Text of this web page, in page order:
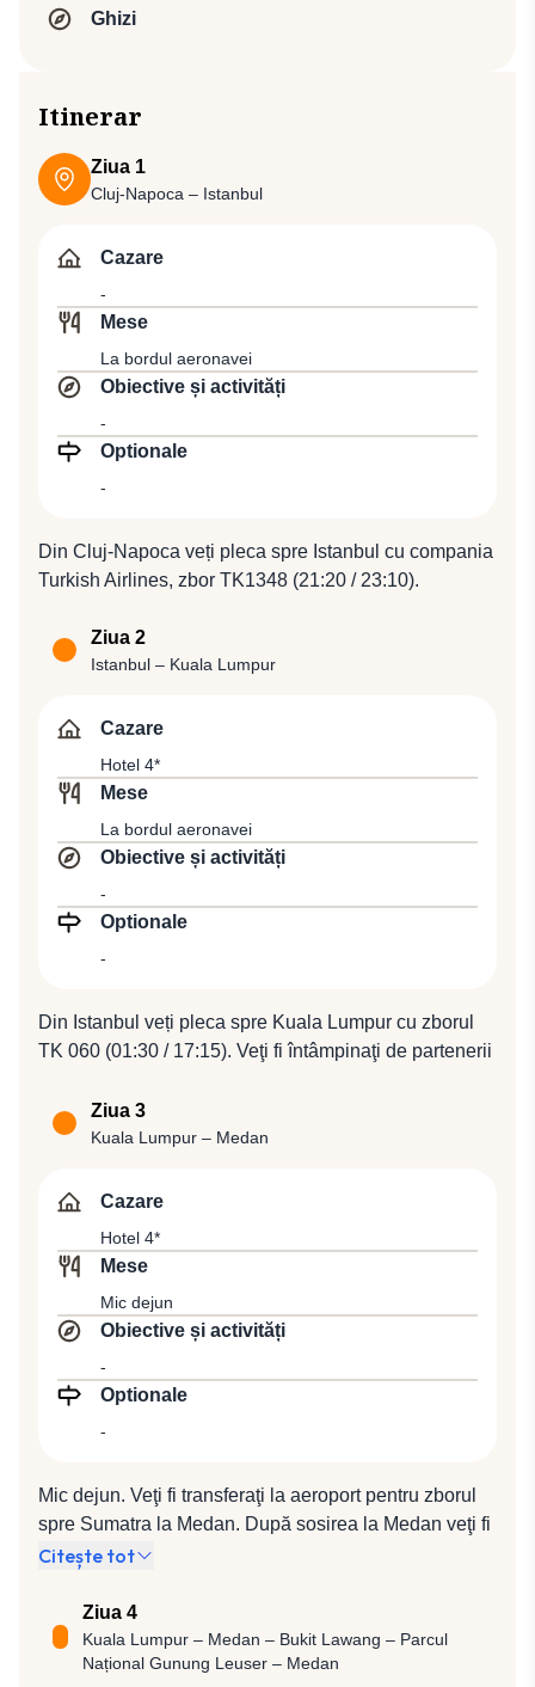
Ghizi
Itinerar
Ziua 1
Cluj-Napoca – Istanbul
Cazare
-
Mese
La bordul aeronavei
Obiective și activități
-
Optionale
-
Din Cluj-Napoca veți pleca spre Istanbul cu compania
Turkish Airlines, zbor TK1348 (21:20 / 23:10).
Ziua 2
Istanbul – Kuala Lumpur
Cazare
Hotel 4*
Mese
La bordul aeronavei
Obiective și activități
-
Optionale
-
Din Istanbul veți pleca spre Kuala Lumpur cu zborul
TK 060 (01:30 / 17:15). Veţi fi întâmpinaţi de partenerii
Ziua 3
Kuala Lumpur – Medan
Cazare
Hotel 4*
Mese
Mic dejun
Obiective și activități
-
Optionale
-
Mic dejun. Veţi fi transferaţi la aeroport pentru zborul
spre Sumatra la Medan. După sosirea la Medan veţi fi
întâmpinați de reprezentantul local care vă va însoți în
mulțime de clădiri cu influența arhitecturală olandeză,
precum Oficiul poștal și Primăria Medan, după care
veți putea căuta antichități pe strada Kesawan.
Citește tot
Ziua 4
Kuala Lumpur – Medan – Bukit Lawang – Parcul
Național Gunung Leuser – Medan